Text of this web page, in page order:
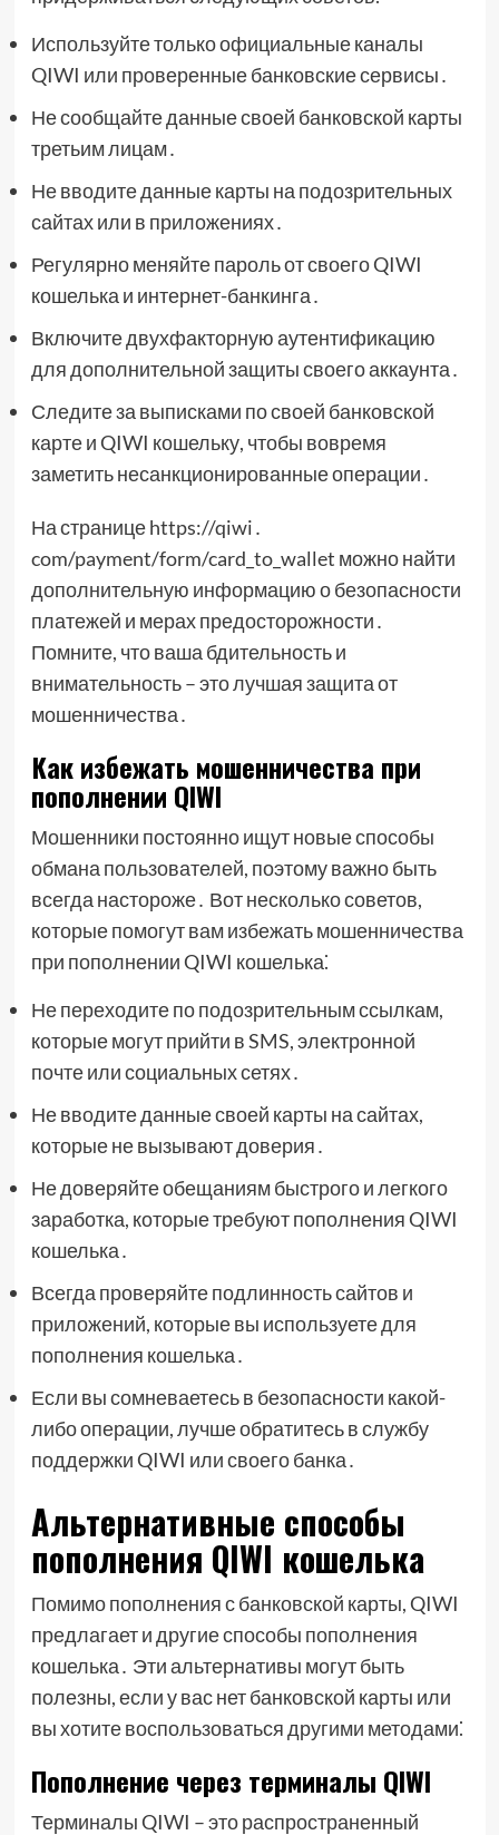
Используйте только официальные каналы
QIWI или проверенные банковские сервисы․
Не сообщайте данные своей банковской карты
третьим лицам․
Не вводите данные карты на подозрительных
сайтах или в приложениях․
Регулярно меняйте пароль от своего QIWI
кошелька и интернет-банкинга․
Включите двухфакторную аутентификацию
для дополнительной защиты своего аккаунта․
Следите за выписками по своей банковской
карте и QIWI кошельку, чтобы вовремя
заметить несанкционированные операции․
На странице https://qiwi․
com/payment/form/card_to_wallet можно найти
дополнительную информацию о безопасности
платежей и мерах предосторожности․
Помните, что ваша бдительность и
внимательность – это лучшая защита от
мошенничества․
Как избежать мошенничества при
пополнении QIWI
Мошенники постоянно ищут новые способы
обмана пользователей, поэтому важно быть
всегда настороже․ Вот несколько советов,
которые помогут вам избежать мошенничества
при пополнении QIWI кошелька⁚
Не переходите по подозрительным ссылкам,
которые могут прийти в SMS, электронной
почте или социальных сетях․
Не вводите данные своей карты на сайтах,
которые не вызывают доверия․
Не доверяйте обещаниям быстрого и легкого
заработка, которые требуют пополнения QIWI
кошелька․
Всегда проверяйте подлинность сайтов и
приложений, которые вы используете для
пополнения кошелька․
Если вы сомневаетесь в безопасности какой-
либо операции, лучше обратитесь в службу
поддержки QIWI или своего банка․
Альтернативные способы
пополнения QIWI кошелька
Помимо пополнения с банковской карты, QIWI
предлагает и другие способы пополнения
кошелька․ Эти альтернативы могут быть
полезны, если у вас нет банковской карты или
вы хотите воспользоваться другими методами⁚
Пополнение через терминалы QIWI
Терминалы QIWI – это распространенный